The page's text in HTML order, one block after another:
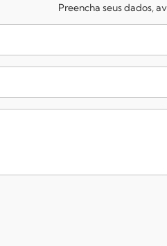
Preencha seus dados,